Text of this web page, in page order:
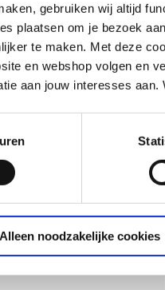
gebruiken wij altijd
plaatsen om je bezoek
te maken. Met deze
en webshop volgen en
aan jouw interesses
Alleen noodzakelijke cookies
van positie.
zoals die bijv. tijdens
niet noodzakelijk.